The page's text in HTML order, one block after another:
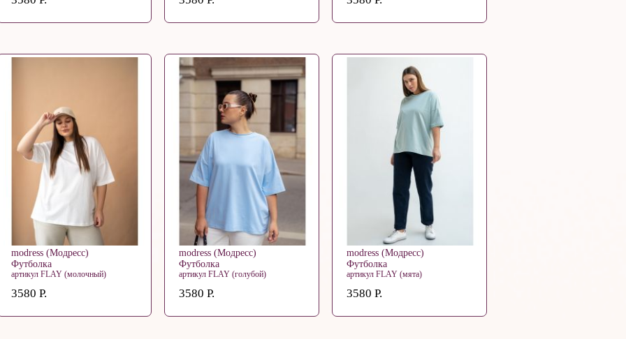
modress (Модресс)
Футболка
артикул FLAY (молочный)
3580 Р.
modress (Модресс)
Футболка
артикул FLAY (голубой)
3580 Р.
modress (Модресс)
Футболка
артикул FLAY (мята)
3580 Р.